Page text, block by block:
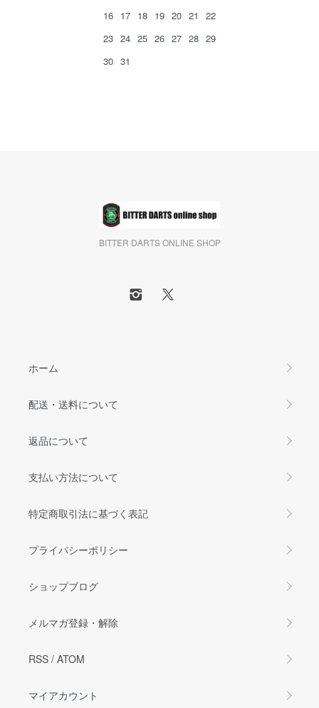
16 17 18 19 20 21
22
23 24 25 26 27 28 29
30 31
BITTER DARTS ONLINE SHOP
ホーム
配送・送料について
返品について
支払い方法について
特定商取引法に基づく表記
プライバシーポリシー
ショップブログ
メルマガ登録・解除
RSS / ATOM
マイアカウント